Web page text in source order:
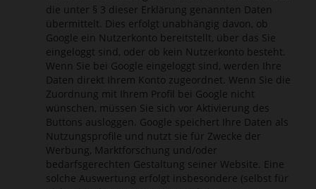
die unter § 3 dieser Erklärung genannten Daten
übermittelt. Dies erfolgt unabhängig davon, ob
Google ein Nutzerkonto bereitstellt, über das Sie
eingeloggt sind, oder ob kein Nutzerkonto besteht.
Wenn Sie bei Google eingeloggt sind, werden Ihre
Daten direkt Ihrem Konto zugeordnet. Wenn Sie die
Zuordnung mit Ihrem Profil bei Google nicht
wünschen, müssen Sie sich vor Aktivierung des
Buttons ausloggen. Google speichert Ihre Daten als
Nutzungsprofile und nutzt sie für Zwecke der
Werbung, Marktforschung und/oder
bedarfsgerechten Gestaltung seiner Website. Eine
solche Auswertung erfolgt insbesondere (selbst für